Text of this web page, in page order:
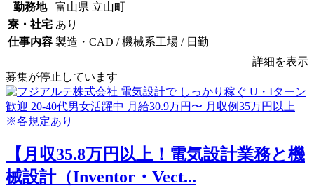
勤務地
富山県 立山町
寮・社宅 あり
仕事内容 製造・CAD / 機械系工場 / 日勤
詳細を表示
募集が停止しています
【月収35.8万円以上！電気設計業務と機
械設計（Inventor・Vect...